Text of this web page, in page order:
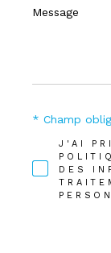
Message
J'AI
DES
* Champ